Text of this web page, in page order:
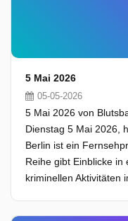
5 Mai 2026
05-05-2026
5 Mai 2026 von
Dienstag 5 Mai 2026,
Berlin ist ein
Reihe gibt Einblicke in
kriminellen Aktivitäten